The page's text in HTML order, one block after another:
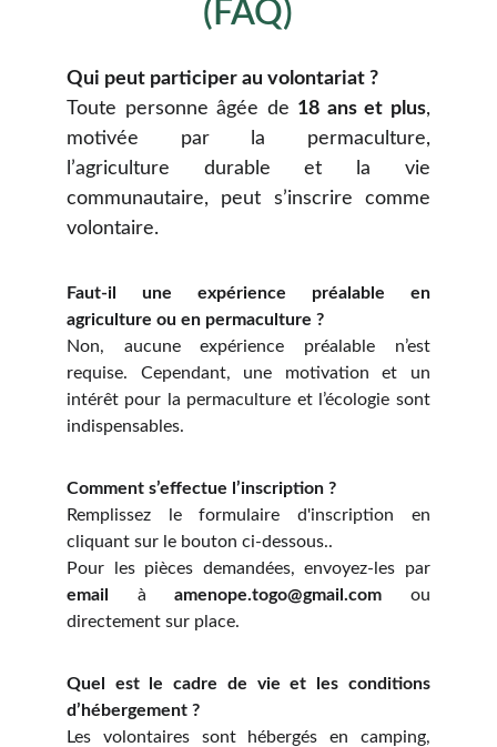
Qui peut participer au volontariat ?
Toute personne âgée de 18 ans et plus,
motivée par la permaculture,
l’agriculture durable et la vie
communautaire, peut s’inscrire comme
volontaire.
Faut-il une expérience préalable en
agriculture ou en permaculture ?
Non, aucune expérience préalable n’est
requise. Cependant, une motivation et un
intérêt pour la permaculture et l’écologie sont
indispensables.
Comment s’effectue l’inscription ?
Remplissez le formulaire d'inscription en
cliquant sur le bouton ci-dessous..
Pour les pièces demandées, envoyez-les par
email
àamenope.togo@gmail.com ou
directement sur place.
Quel est le cadre de vie et les conditions
d’hébergement ?
Les volontaires sont hébergés en camping,
(FAQ)